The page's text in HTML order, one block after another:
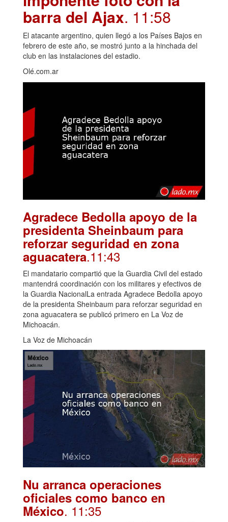
barra del Ajax. 11:58
El atacante argentino, quien llegó a los Países Bajos en
febrero de este año, se mostró junto a la hinchada del
club en las instalaciones del estadio.
Olé.com.ar
Agradece Bedolla apoyo de la
presidenta Sheinbaum para
reforzar seguridad en zona
aguacatera.11:43
El mandatario compartió que la Guardia Civil del estado
mantendrá coordinación con los militares y efectivos de
la Guardia NacionalLa entrada Agradece Bedolla apoyo
de la presidenta Sheinbaum para reforzar seguridad en
zona aguacatera se publicó primero en La Voz de
Michoacán.
La Voz de Michoacán
Nu arranca operaciones
oficiales como banco en
México. 11:35